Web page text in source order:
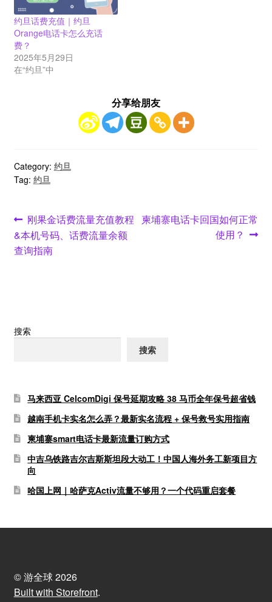
约旦话费充值｜约旦
Orange电话卡怎么充话
费？
2025年5月29日
在“约旦”中
分享给朋友
Category: 约旦
Tag: 约旦
文
章
Previous
post:
刚果金话费流量充值教程
&本机号码、话费流量余额
查询指南
Next
柬埔寨电话卡回国如何正常
使用？
搜索
搜索
马来西亚 CelcomDigi 保号延期攻略 38 马币全年保号超省钱
越南手机卡实名怎么弄？最新实名流程 + 保号救号实用指南
柬埔寨smart电话卡最新流量订购方式
中吉乌铁路吉尔吉斯斯坦段大动工！中国人海外务工新项目方
向
哈国上网｜哈萨克Activ流量不够用？一个代码重启套餐
© 游全球 2026
Built with Storefront.